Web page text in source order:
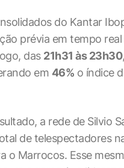
do Kantar
prévia em tempo
das 21h31 às 23h30
em 46% o índice
a rede de Silvio
de telespectadores
o Marrocos. Esse